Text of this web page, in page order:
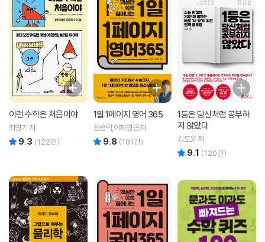
이런 수학은 처음이야
최영기 저
9.3 (122건)
1일 1페이지 영어 365
정승익,이재영 공저
9.8 (101건)
1등은 당신처럼 공부하
지 않았다
김도윤 저
9.1 (120건)